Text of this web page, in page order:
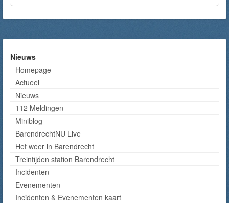
Nieuws
Homepage
Actueel
Nieuws
112 Meldingen
Miniblog
BarendrechtNU Live
Het weer in Barendrecht
Treintijden station Barendrecht
Incidenten
Evenementen
Incidenten & Evenementen kaart